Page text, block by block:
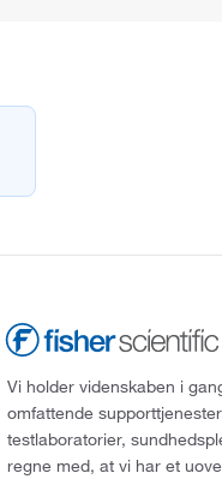
Vi holder videnskaben i
omfattende
testlaboratorier,
regne med, at vi har et